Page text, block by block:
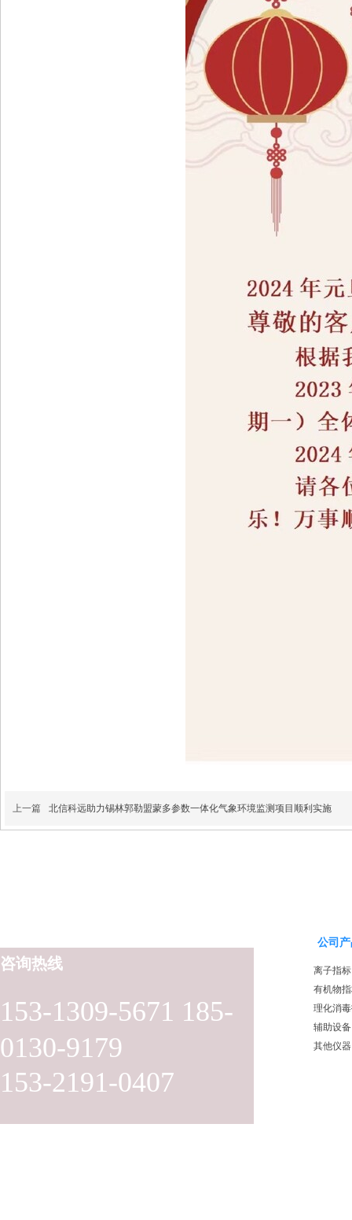
上一篇 北信科远助力锡林郭勒盟蒙多参数一体化气象环境监测项目顺利实施
153-1309-5671 185-
0130-9179
153-2191-0407
咨询热线
公司
离子指标
有机物
理化消
辅助设备
其他仪器